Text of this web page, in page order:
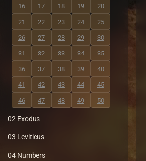
16 17 18 19 20
21 22 23 24 25
26 27 28 29 30
31 32 33 34 35
36 37 38 39 40
41 42 43 44 45
46 47 48 49 50
02 Exodus
03 Leviticus
04 Numbers